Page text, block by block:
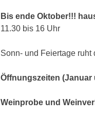
Bis ende Oktober!!!
11.30 bis 16 Uhr
Sonn- und Feiertage ruht
Öffnungszeiten (Januar
Weinprobe und